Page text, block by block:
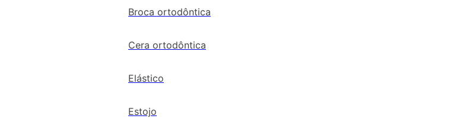
Broca ortodôntica
Cera ortodôntica
Elástico
Estojo